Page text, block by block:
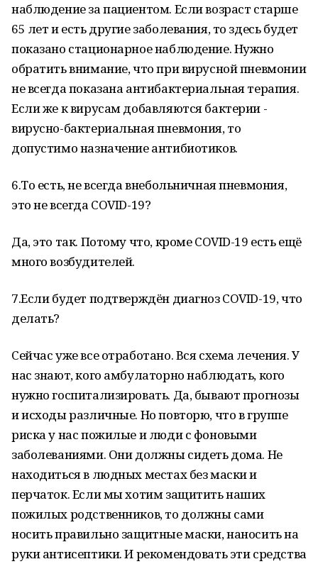
наблюдение за пациентом. Если возраст старше
65 лет и есть другие заболевания, то здесь будет
показано стационарное наблюдение. Нужно
обратить внимание, что при вирусной пневмонии
не всегда показана антибактериальная терапия.
Если же к вирусам добавляются бактерии -
вирусно-бактериальная пневмония, то
допустимо назначение антибиотиков.
6.То есть, не всегда внебольничная пневмония,
это не всегда COVID-19?
Да, это так. Потому что, кроме COVID-19 есть ещё
много возбудителей.
7.Если будет подтверждён диагноз COVID-19, что
делать?
Сейчас уже все отработано. Вся схема лечения. У
нас знают, кого амбулаторно наблюдать, кого
нужно госпитализировать. Да, бывают прогнозы
и исходы различные. Но повторю, что в группе
риска у нас пожилые и люди с фоновыми
заболеваниями. Они должны сидеть дома. Не
находиться в людных местах без маски и
перчаток. Если мы хотим защитить наших
пожилых родственников, то должны сами
носить правильно защитные маски, наносить на
руки антисептики. И рекомендовать эти средства